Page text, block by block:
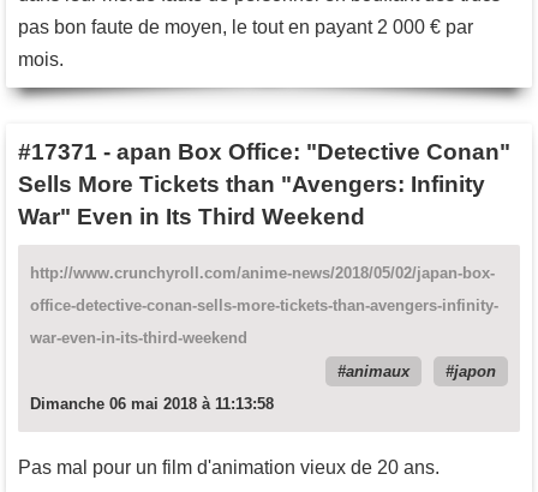
pas bon faute de moyen, le tout en payant 2 000 € par
mois.
#17371 - apan Box Office: "Detective Conan"
Sells More Tickets than "Avengers: Infinity
War" Even in Its Third Weekend
http://www.crunchyroll.com/anime-news/2018/05/02/japan-box-
office-detective-conan-sells-more-tickets-than-avengers-infinity-
war-even-in-its-third-weekend
animaux
japon
Dimanche 06 mai 2018 à 11:13:58
Pas mal pour un film d'animation vieux de 20 ans.